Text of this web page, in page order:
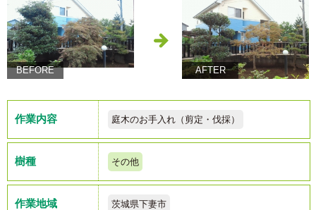
BEFORE AFTER
作業内容 庭木のお手入れ（剪定・伐採）
樹種 その他
作業地域 茨城県下妻市